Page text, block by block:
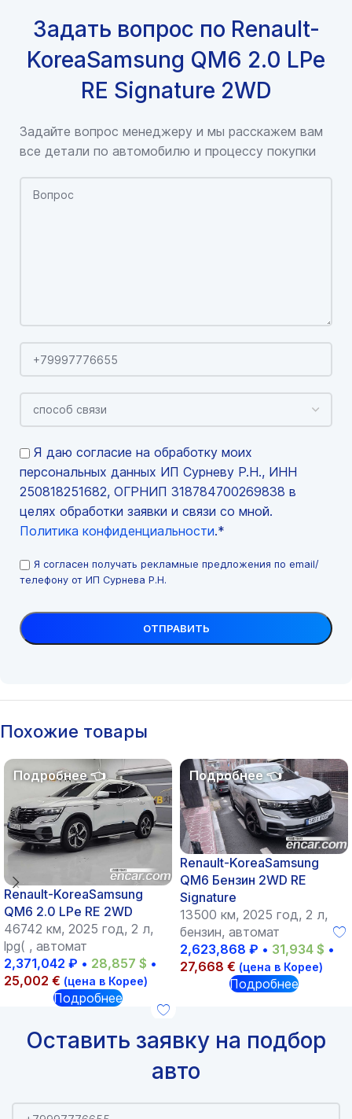
Задать вопрос по Renault-
KoreaSamsung QM6 2.0 LPe
RE Signature 2WD
Задайте вопрос менеджеру и мы расскажем вам
все детали по автомобилю и процессу покупки
Я даю согласие на обработку моих
персональных данных ИП Сурневу Р.Н., ИНН
250818251682, ОГРНИП 318784700269838 в
целях обработки заявки и связи со мной.
Политика конфиденциальности.*
Я согласен получать рекламные предложения по email/
телефону от ИП Сурнева Р.Н.
Похожие товары
Renault-KoreaSamsung
QM6 2.0 LPe RE 2WD
46742 км, 2025 год, 2 л,
lpg( , автомат
2,371,042 ₽ • 28,857 $ •
25,002 € (цена в Корее)
Подробнее
Renault-KoreaSamsung
QM6 Бензин 2WD RE
Signature
13500 км, 2025 год, 2 л,
бензин, автомат
2,623,868 ₽ • 31,934 $ •
27,668 € (цена в Корее)
Подробнее
Оставить заявку на подбор
авто